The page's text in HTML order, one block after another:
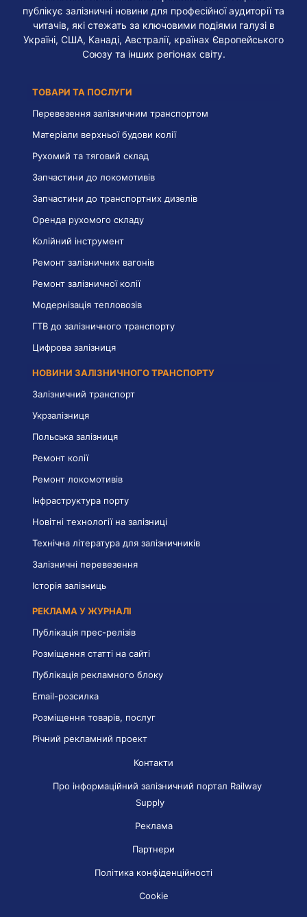
публікує залізничні новини для професійної аудиторії та
читачів, які стежать за ключовими подіями галузі в
Україні, США, Канаді, Австралії, країнах Європейського
Союзу та інших регіонах світу.
ТОВАРИ ТА ПОСЛУГИ
Перевезення залізничним транспортом
Матеріали верхньої будови колії
Рухомий та тяговий склад
Запчастини до локомотивів
Запчастини до транспортних дизелів
Оренда рухомого складу
Колійний інструмент
Ремонт залізничних вагонів
Ремонт залізничної колії
Модернізація тепловозів
ГТВ до залізничного транспорту
Цифрова залізниця
НОВИНИ ЗАЛІЗНИЧНОГО ТРАНСПОРТУ
Залізничний транспорт
Укрзалізниця
Польська залізниця
Ремонт колії
Ремонт локомотивів
Інфраструктура порту
Новітні технології на залізниці
Технічна література для залізничників
Залізничні перевезення
Історія залізниць
РЕКЛАМА У ЖУРНАЛІ
Публікація прес-релізів
Розміщення статті на сайті
Публікація рекламного блоку
Email-розсилка
Розміщення товарів, послуг
Річний рекламний проект
Контакти
Про інформаційний залізничний портал Railway
Supply
Реклама
Партнери
Політика конфіденційності
Cookie